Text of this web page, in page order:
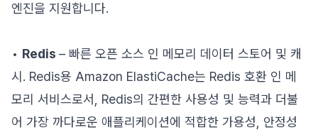
엔진을 지원합니다.
• Redis – 빠른 오픈 소스 인 메모리 데이터 스토어 및 캐
시. Redis용 Amazon ElastiCache는 Redis 호환 인 메
모리 서비스로서, Redis의 간편한 사용성 및 능력과 더불
어 가장 까다로운 애플리케이션에 적합한 가용성, 안정성